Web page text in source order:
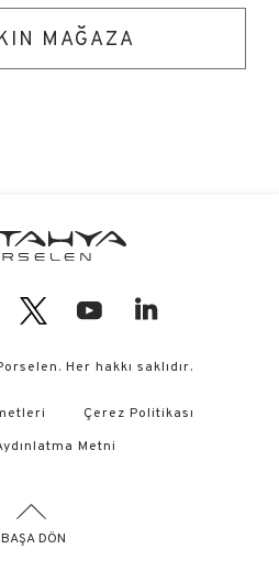
MAĞAZA
Her hakkı saklıdır.
Çerez Politikası
Metni
BAŞA DÖN